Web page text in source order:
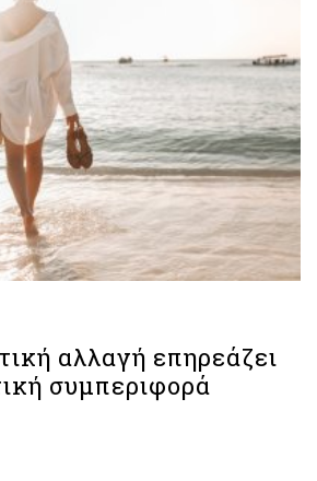
αλλαγή επηρεάζει
συμπεριφορά